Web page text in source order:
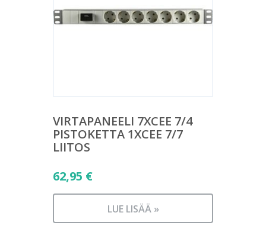
VIRTAPANEELI 7XCEE 7/4
PISTOKETTA 1XCEE 7/7
LIITOS
62,95 €
LUE LISÄÄ »